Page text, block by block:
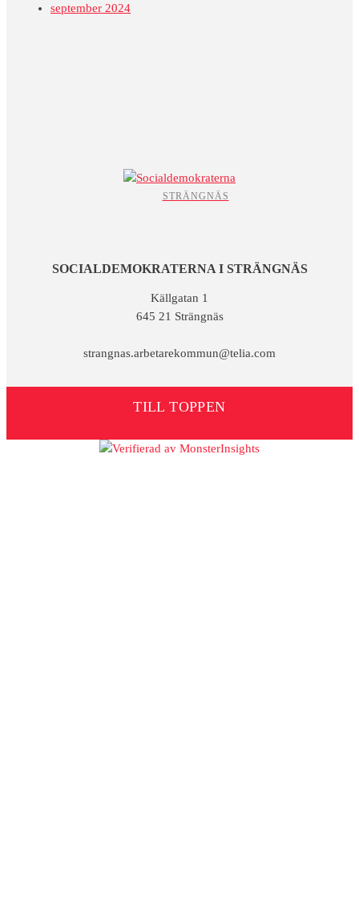
september 2024
STRÄNGNÄS
SOCIALDEMOKRATERNA I STRÄNGNÄS
Källgatan 1
645 21 Strängnäs
strangnas.arbetarekommun@telia.com
TILL TOPPEN